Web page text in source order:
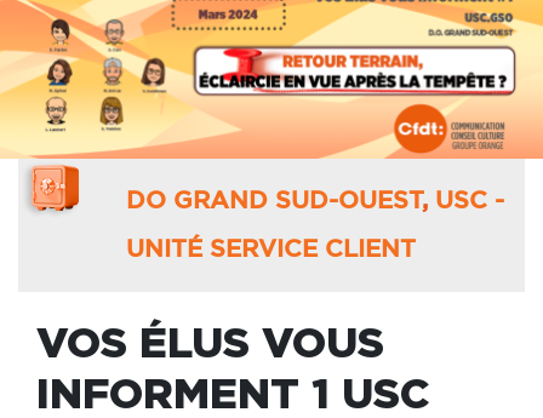
DO GRAND SUD-OUEST , USC -
UNITÉ SERVICE CLIENT
VOS ÉLUS VOUS
INFORMENT 1 USC